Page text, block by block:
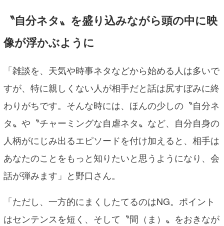
〝自分ネタ〟を盛り込みながら頭の中に映
像が浮かぶように
「雑談を、天気や時事ネタなどから始める人は多いで
すが、特に親しくない人が相手だと話は尻すぼみに終
わりがちです。そんな時には、ほんの少しの〝自分ネ
タ〟や〝チャーミングな自虐ネタ〟など、自分自身の
人柄がにじみ出るエピソードを付け加えると、相手は
あなたのことをもっと知りたいと思うようになり、会
話が弾みます」と野口さん。
「ただし、一方的にまくしたてるのはNG。ポイント
はセンテンスを短く、そして〝間（ま）〟をおきなが